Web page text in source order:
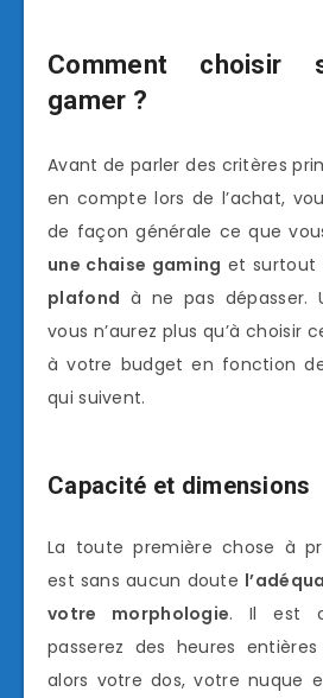
Comment choisir
gamer ?
Avant de parler des critères
en compte lors de l’achat,
de façon générale ce que
une chaise gaming et surtout
plafond à ne pas dépasser.
vous n’aurez plus qu’à choisir
à votre budget en fonction
qui suivent.
Capacité et dimensions
La toute première chose à
est sans aucun doute
votre morphologie. Il est
passerez des heures
alors votre dos, votre nuque